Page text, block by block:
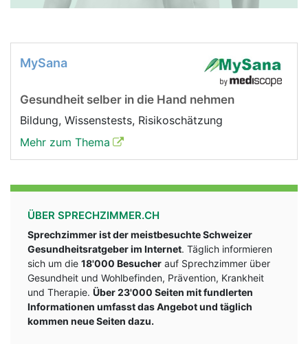
MySana
Gesundheit selber in die Hand nehmen
Bildung, Wissenstests, Risikoschätzung
Mehr zum Thema
ÜBER SPRECHZIMMER.CH
Sprechzimmer ist der meistbesuchte Schweizer
Gesundheitsratgeber im Internet. Täglich informieren
sich um die 18'000 Besucher auf Sprechzimmer über
Gesundheit und Wohlbefinden, Prävention, Krankheit
und Therapie. Über 23'000 Seiten mit fundlerten
Informationen umfasst das Angebot und täglich
kommen neue Seiten dazu.